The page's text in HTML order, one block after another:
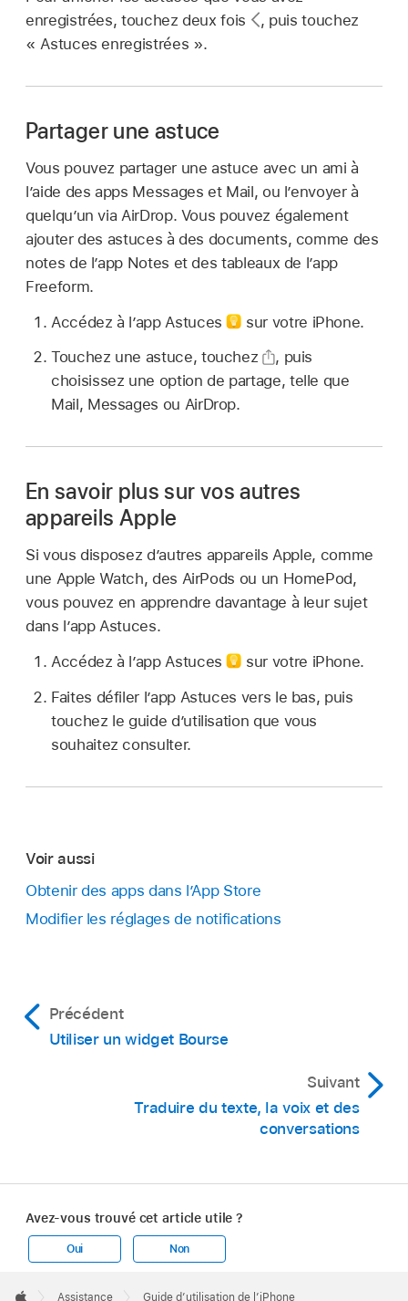
enregistrées, touchez deux fois
, puis touchez
« Astuces enregistrées ».
Partager une astuce
Vous pouvez partager une astuce avec un ami à
l’aide des apps Messages et Mail, ou l’envoyer à
quelqu’un via AirDrop. Vous pouvez également
ajouter des astuces à des documents, comme des
notes de l’app Notes et des tableaux de l’app
Freeform.
Accédez à l’app Astuces
sur votre iPhone.
Touchez une astuce, touchez
, puis
choisissez une option de partage, telle que
Mail, Messages ou AirDrop.
En savoir plus sur vos autres
appareils Apple
Si vous disposez d’autres appareils Apple, comme
une Apple Watch, des AirPods ou un HomePod,
vous pouvez en apprendre davantage à leur sujet
dans l’app Astuces.
Accédez à l’app Astuces
sur votre iPhone.
Faites défiler l’app Astuces vers le bas, puis
touchez le guide d’utilisation que vous
souhaitez consulter.
Voir aussi
Obtenir des apps dans l’App Store
Modifier les réglages de notifications
Précédent
Utiliser un widget Bourse
Suivant
Traduire du texte, la voix et des
conversations
Avez-vous trouvé cet article utile ?
Oui Non
Footer
 Assistance Guide d’utilisation de l’iPhone